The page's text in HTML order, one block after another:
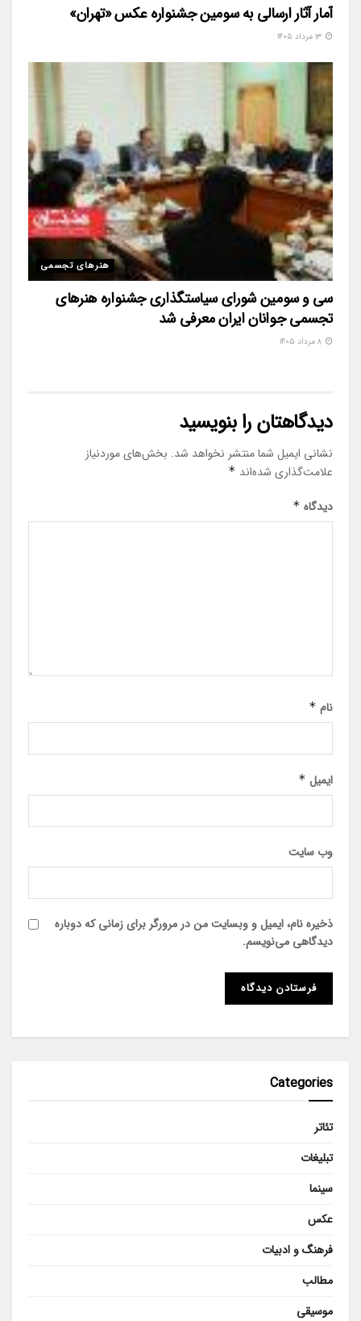
آمار آثار ارسالی به سومین جشنواره عکس «تهران»
هنرهای تجسمی
سی و سومین شورای سیاستگذاری جشنواره هنرهای
تجسمی جوانان ایران معرفی شد
دیدگاهتان را بنویسید
نشانی ایمیل شما منتشر نخواهد شد. بخش‌های موردنیاز
علامت‌گذاری شده‌اند *
دیدگاه *
نام *
ایمیل *
وب‌ سایت
ذخیره نام، ایمیل و وبسایت من در مرورگر برای زمانی که دوباره
دیدگاهی می‌نویسم.
Categories
تئاتر
تبلیغات
سینما
عکس
فرهنگ و ادبیات
مطالب
موسیقی